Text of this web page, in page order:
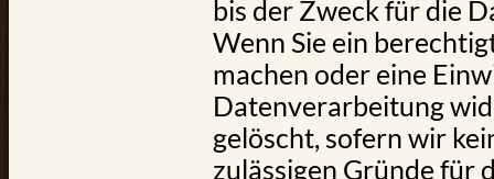
bis der Zweck für die
Wenn Sie ein
machen oder eine
Datenverarbeitung
gelöscht, sofern wir
zulässigen Gründe für